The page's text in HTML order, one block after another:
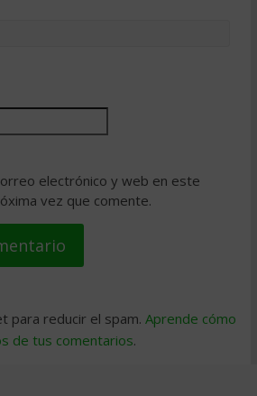
electrónico y web en este
vez que comente.
para reducir el spam. Aprende cómo
de tus comentarios.